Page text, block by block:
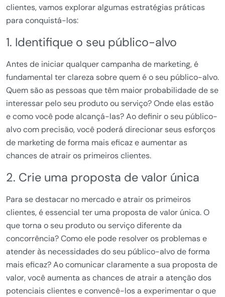
clientes, vamos explorar algumas estratégias práticas
para conquistá-los:
1. Identifique o seu público-alvo
Antes de iniciar qualquer campanha de marketing, é
fundamental ter clareza sobre quem é o seu público-alvo.
Quem são as pessoas que têm maior probabilidade de se
interessar pelo seu produto ou serviço? Onde elas estão
e como você pode alcançá-las? Ao definir o seu público-
alvo com precisão, você poderá direcionar seus esforços
de marketing de forma mais eficaz e aumentar as
chances de atrair os primeiros clientes.
2. Crie uma proposta de valor única
Para se destacar no mercado e atrair os primeiros
clientes, é essencial ter uma proposta de valor única. O
que torna o seu produto ou serviço diferente da
concorrência? Como ele pode resolver os problemas e
atender às necessidades do seu público-alvo de forma
mais eficaz? Ao comunicar claramente a sua proposta de
valor, você aumenta as chances de atrair a atenção dos
potenciais clientes e convencê-los a experimentar o que